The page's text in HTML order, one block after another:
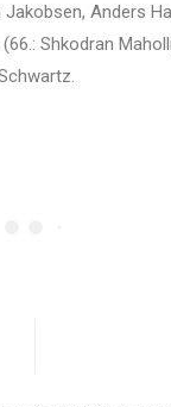
Anders
Shkodran